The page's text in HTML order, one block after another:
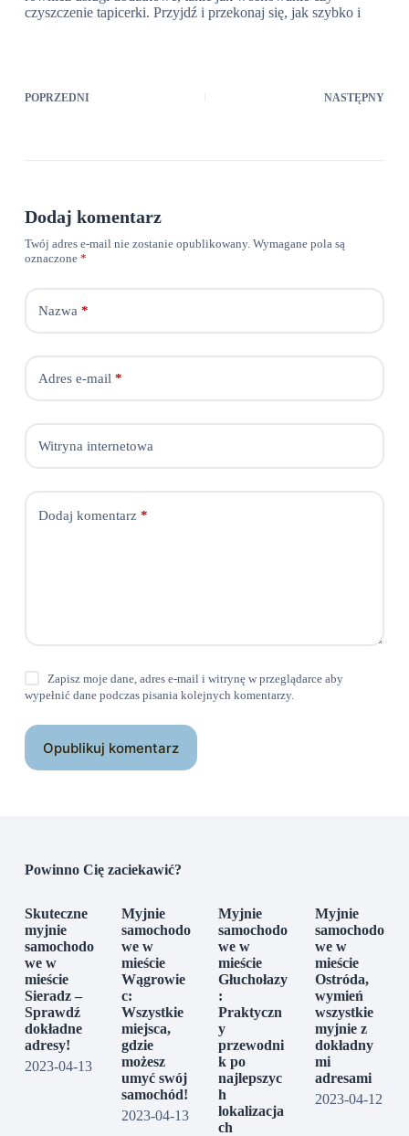
czyszczenie tapicerki. Przyjdź i przekonaj się, jak szybko i
POPRZEDNI NASTĘPNY
Dodaj komentarz
Twój adres e-mail nie zostanie opublikowany. Wymagane pola są
oznaczone *
Nazwa *
Adres e-mail *
Witryna internetowa
Dodaj komentarz*
Zapisz moje dane, adres e-mail i witrynę w przeglądarce aby
wypełnić dane podczas pisania kolejnych komentarzy.
Opublikuj komentarz
Powinno Cię zaciekawić?
Skuteczne
myjnie
samochodo
we w
mieście
Sieradz –
Sprawdź
dokładne
adresy!
2023-04-13
Myjnie
samochodo
we w
mieście
Wągrowie
c:
Wszystkie
miejsca,
gdzie
możesz
umyć swój
samochód!
2023-04-13
Myjnie
samochodo
we w
mieście
Głuchołazy
:
Praktyczn
y
przewodni
k po
najlepszyc
h
lokalizacja
ch
Myjnie
samochodo
we w
mieście
Ostróda,
wymień
wszystkie
myjnie z
dokładny
mi
adresami
2023-04-12